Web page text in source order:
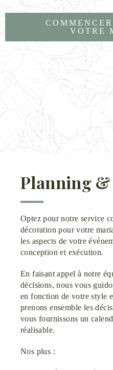
VOTRE
Planning &
Optez pour notre service
décoration pour votre
les aspects de votre
conception et exécution.
En faisant appel à notre
décisions, nous vous
en fonction de votre style
prenons ensemble les
vous fournissons un
réalisable.
Nos plus :